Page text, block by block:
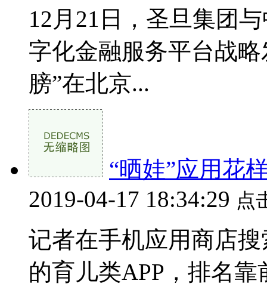
12月21日，圣旦集团
字化金融服务平台战
膀”在北京...
“晒娃”应用花
2019-04-17 18:34:29 点
记者在手机应用商店
的育儿类APP，排名